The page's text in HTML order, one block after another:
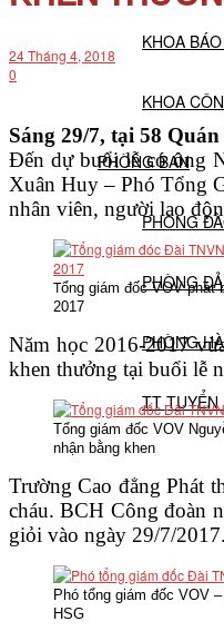
KHOA
KHOA
PHÒNG BAN
PHÒNG
PHÒNG
PHÒNG
TT TUYỂN
VĂN BẢN
THƯ VIỆN
24 Tháng 4, 2018
0
Sáng 29/7, tại 58
Đến dự buổi lễ có ông
Xuân Huy – Phó Tổng
nhân viên, người lao
Tổng giám đốc VOV phát
2017
Năm học 2016-2017
khen thưởng tại buổi lễ
Tổng giám đốc VOV
nhận bằng khen
Trường Cao đẳng Phát
cháu. BCH Công đoàn
giỏi vào ngày 29/7/2017.
Phó tổng giám đốc VOV
HSG